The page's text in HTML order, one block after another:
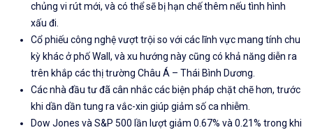
chủng vi rút mới, và có thể sẽ bị hạn chế thêm nếu tình hình
xấu đi.
Cổ phiếu công nghệ vượt trội so với các lĩnh vực mang tính chu
kỳ khác ở phố Wall, và xu hướng này cũng có khả năng diễn ra
trên khắp các thị trường Châu Á – Thái Bình Dương.
Các nhà đầu tư đã cân nhắc các biện pháp chặt chẽ hơn, trước
khi dần dần tung ra vắc-xin giúp giảm số ca nhiễm.
Dow Jones và S&P 500 lần lượt giảm 0.67% và 0.21% trong khi